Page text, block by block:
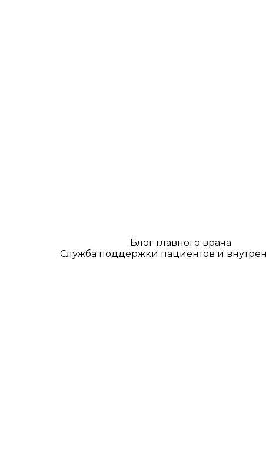
Блог главного врача
Служба поддержки пациентов и